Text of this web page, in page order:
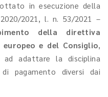
in esecuzione della
2021, l. n. 53/2021 –
della direttiva
europeo e del Consiglio,
adattare la disciplina
pagamento diversi dai